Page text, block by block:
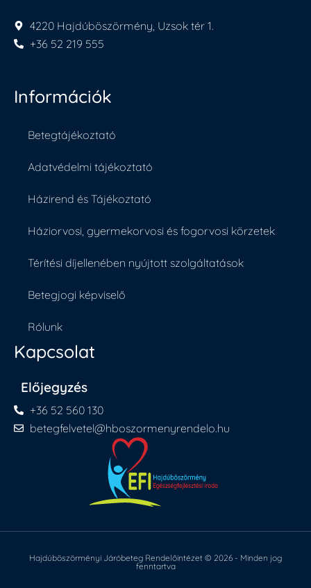
4220 Hajdúböszörmény, Uzsok tér 1.
+36 52 219 555
Információk
Betegtájékoztató
Adatvédelmi tájékoztató
Házirend és Tájékoztató
Háziorvosi, gyermekorvosi és fogorvosi körzetek
Térítési díjellenében nyújtott szolgáltatások
Betegjogi képviselő
Rólunk
Kapcsolat
Előjegyzés
+36 52 560 130
betegfelvetel@hboszormenyrendelo.hu
Hajdúböszörményi Járóbeteg Rendelőintézet © 2026 - Minden jog
fenntartva